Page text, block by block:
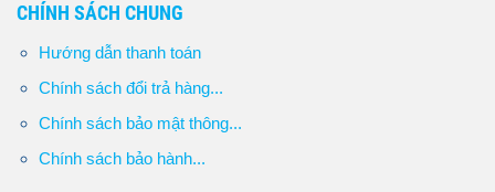
CHÍNH SÁCH CHUNG
Hướng dẫn thanh toán
Chính sách đổi trả hàng...
Chính sách bảo mật thông...
Chính sách bảo hành...